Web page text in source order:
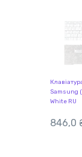
Samsung
White RU
846,0